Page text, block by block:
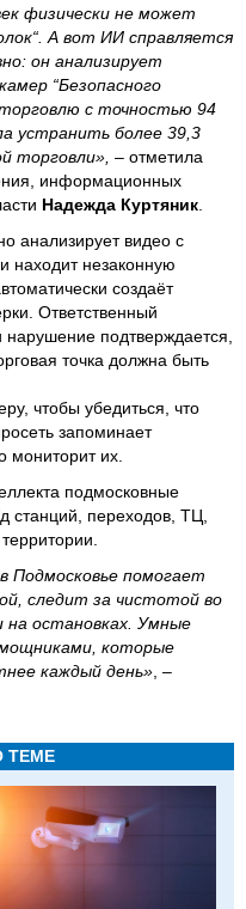
физически не может
А вот ИИ справляется
он анализирует
“Безопасного
с точностью 94
устранить более 39,3
торговли», – отметила
информационных
Надежда Куртяник
анализирует видео с
находит незаконную
создаёт
Ответственный
подтверждается,
точка должна быть
чтобы убедиться, что
запоминает
их.
подмосковные
станций, переходов, ТЦ,
Подмосковье помогает
следит за чистотой во
на остановках. Умные
которые
каждый день» , –
ТЕМЕ